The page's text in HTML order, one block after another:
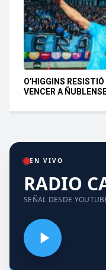
O'HIGGINS
VENCER A
EN VIVO
RADIO
SEÑAL DESDE